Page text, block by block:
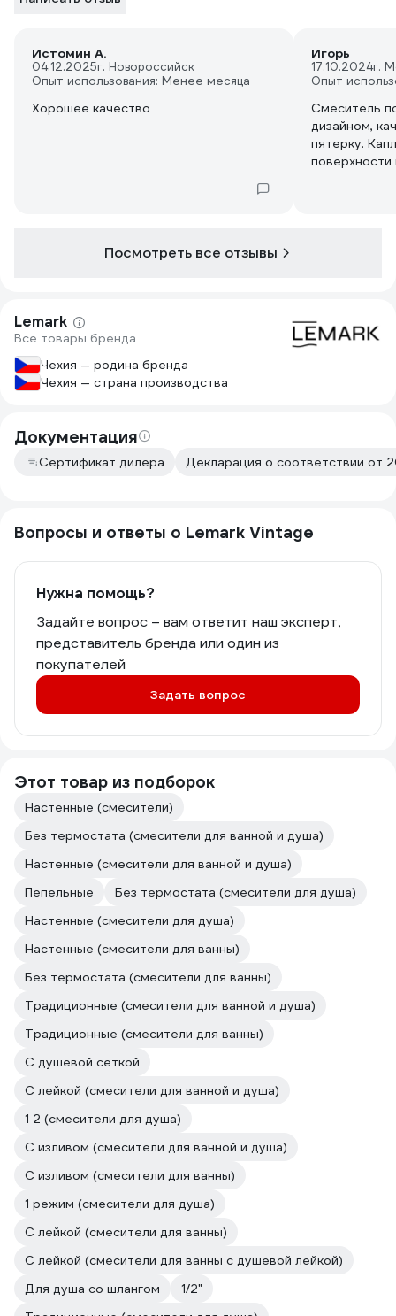
Истомин А.
04.12.2025г. Новороссийск
Опыт использования: Менее месяца
Хорошее качество
Игорь
17.10.2024г.
Опыт
Смеситель
дизайном,
пятерку.
поверхности
Посмотреть все отзывы
Lemark
Все товары бренда
Чехия — родина бренда
Чехия — страна производства
Документация
Сертификат дилера Декларация о соответствии от
Вопросы и ответы о Lemark Vintage
Нужна помощь?
Задайте вопрос – вам ответит наш эксперт,
представитель бренда или один из
покупателей
Задать вопрос
Этот товар из подборок
Настенные (смесители)
Без термостата (смесители для ванной и душа)
Настенные (смесители для ванной и душа)
Пепельные
Без термостата (смесители для душа)
Настенные (смесители для душа)
Настенные (смесители для ванны)
Без термостата (смесители для ванны)
Традиционные (смесители для ванной и душа)
Традиционные (смесители для ванны)
С душевой сеткой
С лейкой (смесители для ванной и душа)
1 2 (смесители для душа)
С изливом (смесители для ванной и душа)
С изливом (смесители для ванны)
1 режим (смесители для душа)
С лейкой (смесители для ванны)
С лейкой (смесители для ванны с душевой лейкой)
Для душа со шлангом
1/2"